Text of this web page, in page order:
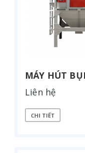
MÁY HÚT
Liên hệ
CHI TIẾT